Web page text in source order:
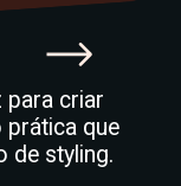
para criar
que
de styling.